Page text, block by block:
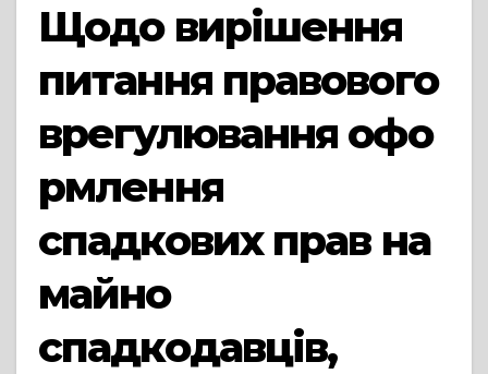
Щодо вирішення
питання правового
врегулювання офо
рмлення
спадкових прав на
майно
спадкодавців,